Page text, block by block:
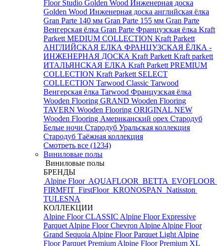
Floor Studio Golden Wood Инженерная доска
Golden Wood Инженерная доска английская ёлка
Gran Parte 140 мм Gran Parte 155 мм Gran Parte
Венгерская ёлка Gran Parte Французская ёлка Kraft
Parkett MEDIUM COLLECTION Kraft Parkett
АНГЛИЙСКАЯ ЕЛКА ФРАНЦУЗСКАЯ ЁЛКА -
ИНЖЕНЕРНАЯ ДОСКА Kraft Parkett Kraft parkett
ИТАЛЬЯНСКАЯ ЕЛКА Kraft Parkett PREMIUM
COLLECTION Kraft Parkett SELECT
COLLECTION Tarwood Classic Tarwood
Венгерская ёлка Tarwood Французская ёлка
Wooden Flooring GRAND Wooden Flooring
TAVERN Wooden Flooring ORIGINAL NEW
Wooden Flooring Американский орех Стародуб
Белые ночи Стародуб Уральская коллекция
Стародуб Таёжная коллекция
Смотреть все (1234)
Виниловые полы
Виниловые полы
БРЕНДЫ
Alpine Floor AQUAFLOOR BETTA EVOFLOOR
FIRMFIT FirstFloor KRONOSPAN Natisston
TULESNA
КОЛЛЕКЦИИ
Alpine Floor CLASSIC Alpine Floor Expressive
Parquet Alpine Floor Chevron Alpine Alpine Floor
Grand Sequoia Alpine Floor Parquet Light Alpine
Floor Parquet Premium Alpine Floor Premium XL